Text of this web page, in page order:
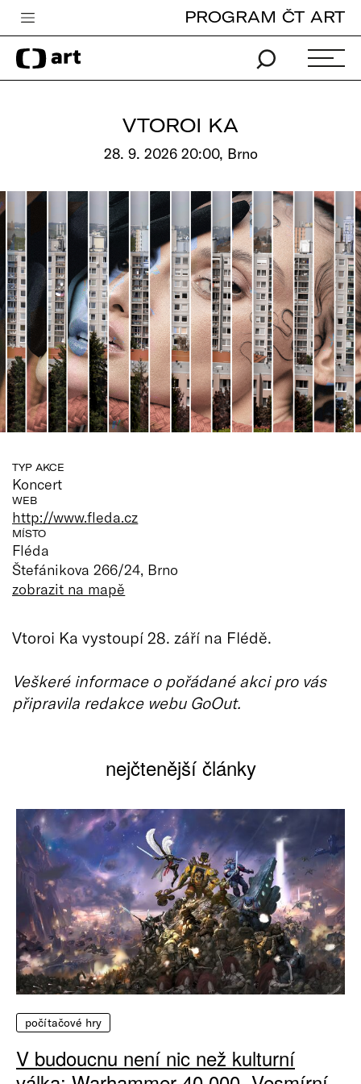
Česká televize
Zpravodajství
Pro děti
edu
Vše o ČT
PROGRAM ČT ART
VTOROI KA
28. 9. 2026 20:00, Brno
TYP AKCE
Koncert
WEB
http://www.fleda.cz
MÍSTO
Fléda
Štefánikova 266/24, Brno
zobrazit na mapě
Vtoroi Ka vystoupí 28. září na Flédě.
Veškeré informace o pořádané akci pro vás
připravila redakce webu GoOut.
nejčtenější články
počítačové hry
V budoucnu není nic než kulturní